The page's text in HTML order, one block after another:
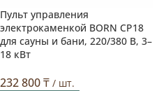
Пульт управления
электрокаменкой BORN CP18
для сауны и бани, 220/380 В, 3–
18 кВт
232 800₸ / шт.